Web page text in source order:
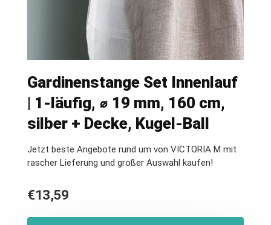
Gardinenstange Set Innenlauf
| 1-läufig, ⌀ 19 mm, 160 cm,
silber + Decke, Kugel-Ball
Jetzt beste Angebote rund um von VICTORIA M mit
rascher Lieferung und großer Auswahl kaufen!
€13,59